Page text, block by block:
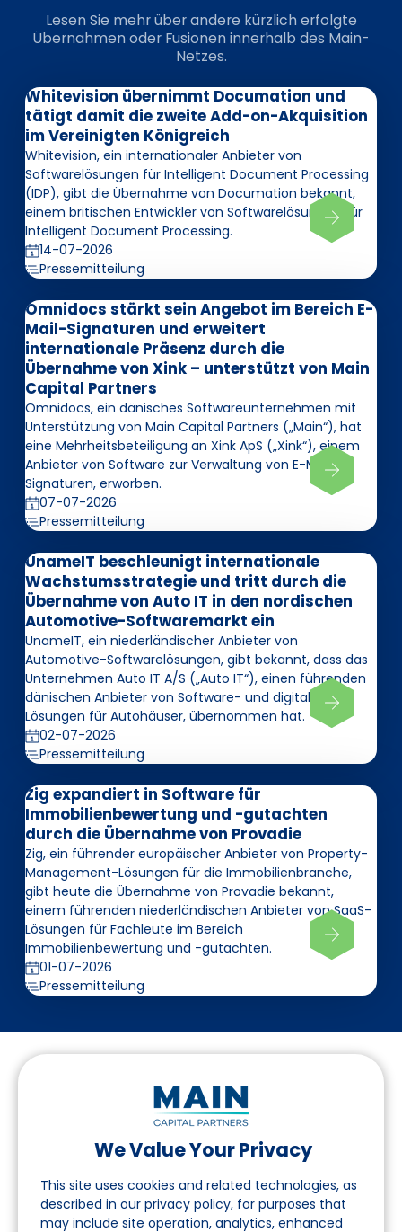
We Value Your Privacy
This site uses cookies and related technologies, as
described in our privacy policy, for purposes that
may include site operation, analytics, enhanced
Lesen Sie mehr über andere kürzlich erfolgte
Übernahmen oder Fusionen innerhalb des Main-
Netzes.
Whitevision übernimmt Documation und
tätigt damit die zweite Add-on-Akquisition
im Vereinigten Königreich
Whitevision, ein internationaler Anbieter von
Softwarelösungen für Intelligent Document Processing
(IDP), gibt die Übernahme von Documation bekannt,
einem britischen Entwickler von Softwarelösungen für
Intelligent Document Processing.
14-07-2026
Pressemitteilung
Omnidocs stärkt sein Angebot im Bereich E-
Mail-Signaturen und erweitert
internationale Präsenz durch die
Übernahme von Xink – unterstützt von Main
Capital Partners
Omnidocs, ein dänisches Softwareunternehmen mit
Unterstützung von Main Capital Partners („Main“), hat
eine Mehrheitsbeteiligung an Xink ApS („Xink“), einem
Anbieter von Software zur Verwaltung von E-Mail-
Signaturen, erworben.
07-07-2026
Pressemitteilung
UnameIT beschleunigt internationale
Wachstumsstrategie und tritt durch die
Übernahme von Auto IT in den nordischen
Automotive-Softwaremarkt ein
UnameIT, ein niederländischer Anbieter von
Automotive-Softwarelösungen, gibt bekannt, dass das
Unternehmen Auto IT A/S („Auto IT“), einen führenden
dänischen Anbieter von Software- und digitalen
Lösungen für Autohäuser, übernommen hat.
02-07-2026
Pressemitteilung
Zig expandiert in Software für
Immobilienbewertung und -gutachten
durch die Übernahme von Provadie
Zig, ein führender europäischer Anbieter von Property-
Management-Lösungen für die Immobilienbranche,
gibt heute die Übernahme von Provadie bekannt,
einem führenden niederländischen Anbieter von SaaS-
Lösungen für Fachleute im Bereich
Immobilienbewertung und -gutachten.
01-07-2026
Pressemitteilung
Folgen Sie uns auf LinkedIn